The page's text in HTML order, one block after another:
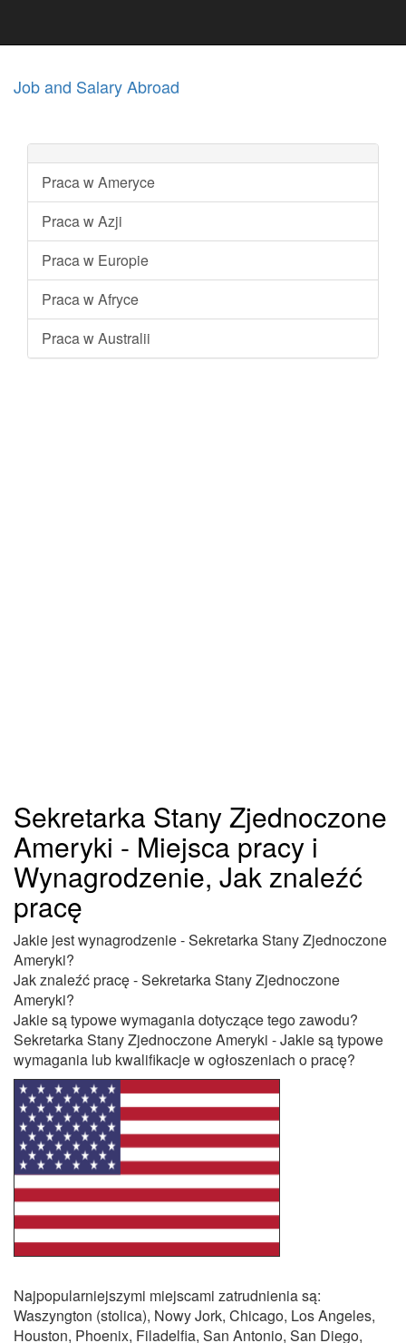
Job and Salary Abroad
Praca w Ameryce
Praca w Azji
Praca w Europie
Praca w Afryce
Praca w Australii
Sekretarka Stany Zjednoczone
Ameryki - Miejsca pracy i
Wynagrodzenie, Jak znaleźć
pracę
Jakie jest wynagrodzenie - Sekretarka Stany Zjednoczone
Ameryki?
Jak znaleźć pracę - Sekretarka Stany Zjednoczone
Ameryki?
Jakie są typowe wymagania dotyczące tego zawodu?
Sekretarka Stany Zjednoczone Ameryki - Jakie są typowe
wymagania lub kwalifikacje w ogłoszeniach o pracę?
Najpopularniejszymi miejscami zatrudnienia są:
Waszyngton (stolica), Nowy Jork, Chicago, Los Angeles,
Houston, Phoenix, Filadelfia, San Antonio, San Diego,